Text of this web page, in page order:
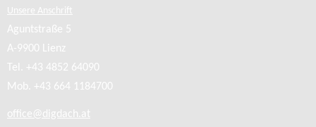
Unsere Anschrift
Aguntstraße 5
A-9900 Lienz
Tel. +43 4852 64090
Mob. +43 664 1184700
office@digdach.at